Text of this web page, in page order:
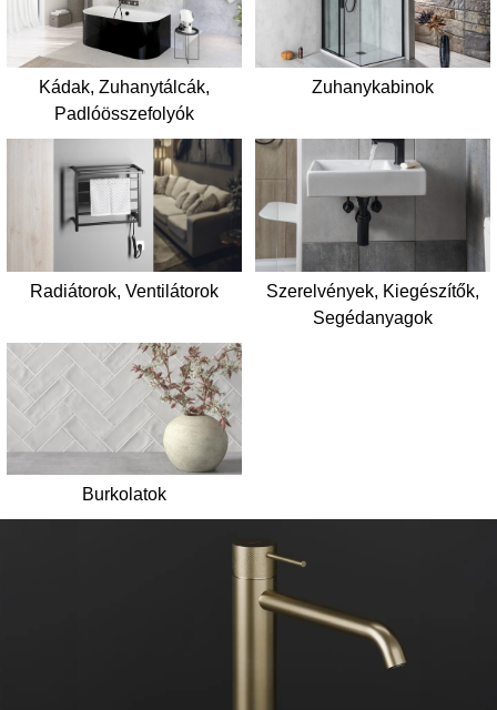
Kádak, Zuhanytálcák,
Padlóösszefolyók
Zuhanykabinok
Radiátorok, Ventilátorok
Szerelvények, Kiegészítők,
Segédanyagok
Burkolatok